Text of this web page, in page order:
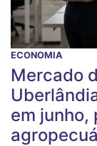
ECONOMIA
Mercado
em junho,